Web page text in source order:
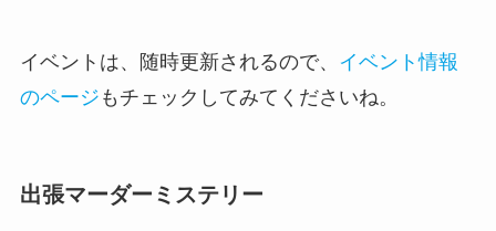
イベントは、随時更新されるので、
イベント情報
のページ もチェックしてみてくださいね。
出張マーダーミステリー